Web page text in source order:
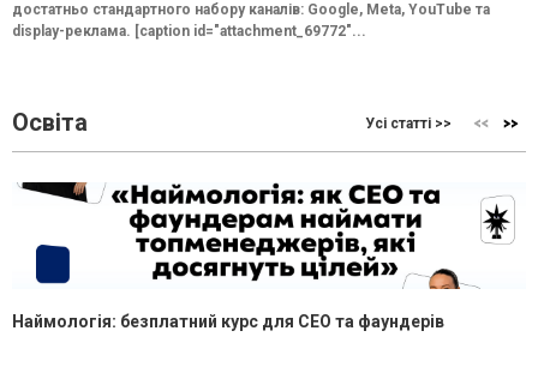
достатньо стандартного набору каналів: Google, Meta, YouTube та
display-реклама. [caption id="attachment_69772"...
Освіта Усі статті >>
Наймологія: безплатний курс для CEO та фаундерів